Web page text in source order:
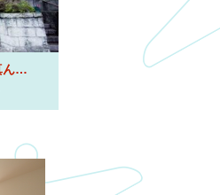
田園調布駅高級住宅街ど真ん中◇クラウディア田園調布◇高級住宅街の中の風情あるシェアハウス